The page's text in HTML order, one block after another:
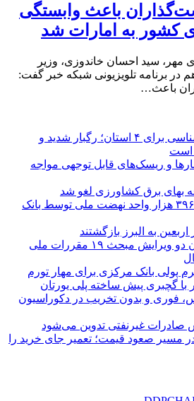
باعث وابستگی
کشور به امارات شد
مهر، سید احسان خاندوزی، وزیر
در برنامه تلویزیونی شبکه خبر گفت:
باعث…
هشدار نارنجی هواشناسی برای ۴ استان؛ رگبار شدید و
است
و ریسک‌های قابل توجهی مواجه
بهای برق کشاورزی لغو شد
تأمین مالی بیش از ۳۹۶ هزار واحد نهضت ملی توسط بانک
تمدید اجرای همزمان دو ویرایش مبحث ۱۹ مقررات ملی
پولی بانک مرکزی برای مهار تورم
با گچبری پیش ساخته پلی یورتان
فوری و بدون تخریب در دکوراسیون
صادرات غیرنفتی تدوین می‌شود
مسیر صعود قیمت؛ تعمیر جای خرید را